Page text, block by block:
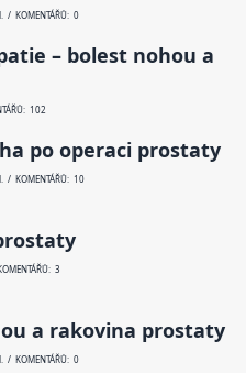
/ KOMENTÁŘŮ: 0
– bolest nohou a
102
po operaci prostaty
/ KOMENTÁŘŮ: 10
3
a rakovina prostaty
/ KOMENTÁŘŮ: 0